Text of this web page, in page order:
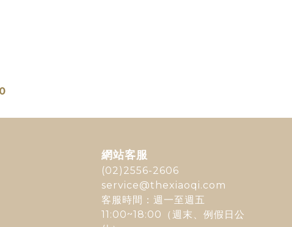
網站客服
(02)2556-2606
service@thexiaoqi.com
客服時間：週一至週五
11:00~18:00（週末、例假日公